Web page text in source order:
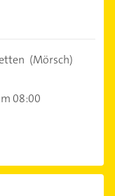
(Mörsch)
08:00